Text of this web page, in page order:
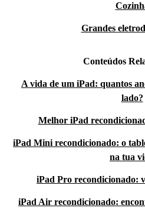
Grandes
Conteúdos
A vida de um iPad: quantos
lado?
Melhor iPad
iPad Mini recondicionado: o
na tua
iPad Pro recondicionado:
iPad Air recondicionado: